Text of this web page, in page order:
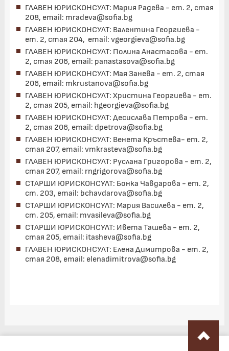
ГЛАВЕН ЮРИСКОНСУЛТ: Мария Радева - ет. 2, стая
208, email: mradeva@sofia.bg
ГЛАВЕН ЮРИСКОНСУЛТ: Валентина Георгиева -
ет. 2, стая 204, email: vgeorgieva@sofia.bg
ГЛАВЕН ЮРИСКОНСУЛТ: Полина Анастасова - ет.
2, стая 206, email: panastasova@sofia.bg
ГЛАВЕН ЮРИСКОНСУЛТ: Мая Занева - ет. 2, стая
206, email: mkrustanova@sofia.bg
ГЛАВЕН ЮРИСКОНСУЛТ: Христина Георгиева - ет.
2, стая 205, email: hgeorgieva@sofia.bg
ГЛАВЕН ЮРИСКОНСУЛТ: Десислава Петрова - ет.
2, стая 206, email: dpetrova@sofia.bg
ГЛАВЕН ЮРИСКОНСУЛТ: Венета Кръстева- ет. 2,
стая 207, email: vmkrasteva@sofia.bg
ГЛАВЕН ЮРИСКОНСУЛТ: Руслана Григорова - ет. 2,
стая 207, email: rngrigorova@sofia.bg
СТАРШИ ЮРИСКОНСУЛТ: Бонка Чавдарова - ет. 2,
ст. 203, email: bchavdarova@sofia.bg
СТАРШИ ЮРИСКОНСУЛТ: Мария Василева - ет. 2,
ст. 205, email: mvasileva@sofia.bg
СТАРШИ ЮРИСКОНСУЛТ: Ивета Ташева - ет. 2,
стая 205, email: itasheva@sofia.bg
ГЛАВЕН ЮРИСКОНСУЛТ: Елена Димитрова - ет. 2,
стая 208, email: elenadimitrova@sofia.bg